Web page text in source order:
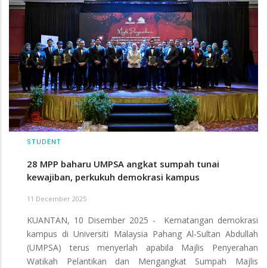
STUDENT
28 MPP baharu UMPSA angkat sumpah tunai
kewajiban, perkukuh demokrasi kampus
11 December 2025
KUANTAN, 10 Disember 2025 - Kematangan demokrasi
kampus di Universiti Malaysia Pahang Al-Sultan Abdullah
(UMPSA) terus menyerlah apabila Majlis Penyerahan
Watikah Pelantikan dan Mengangkat Sumpah Majlis